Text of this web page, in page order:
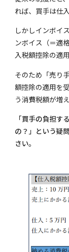
れば、買手は仕
しかしインボイ
ンボイス（＝適
入税額控除の適
そのため「売り
額控除の適用を
う消費税額が増
「買手の負担す
の？」という疑
さい。